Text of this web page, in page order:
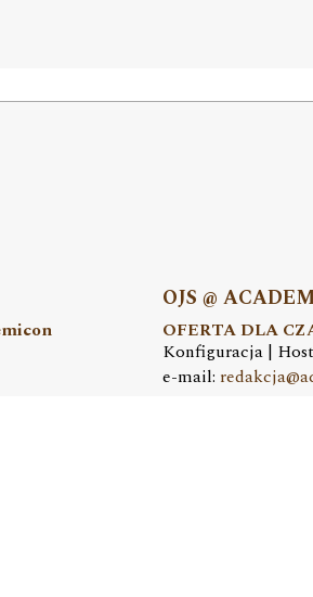
OJS @
OFERTA DLA
Konfiguracja |
e-mail: